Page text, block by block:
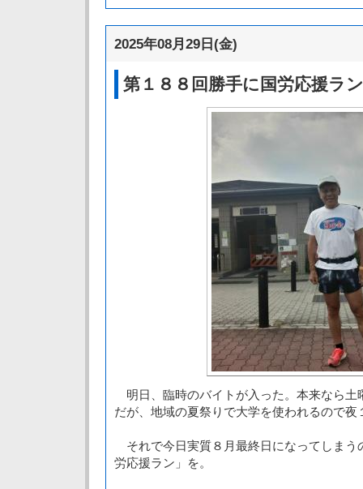
2025年08月29日(金)
第１８８回勝手に国労応援ラ
明日、臨時のバイトが入った。本来なら土
だが、地域の夏祭りで大学を使われるので夜
それで今日実質８月最終日になってしまう
労応援ラン」を。